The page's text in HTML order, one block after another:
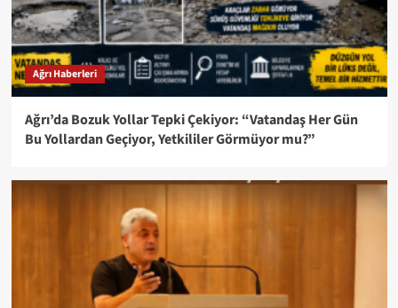
Ağrı Haberleri
Ağrı’da Bozuk Yollar Tepki Çekiyor: “Vatandaş Her Gün
Bu Yollardan Geçiyor, Yetkililer Görmüyor mu?”